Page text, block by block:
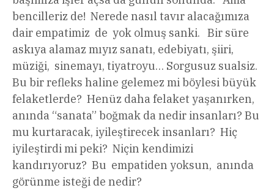
bencilleriz de! Nerede nasıl tavır alacağımıza
dair empatimiz de yok olmuş sanki. Bir süre
askıya alamaz mıyız sanatı, edebiyatı, şiiri,
müziği, sinemayı, tiyatroyu… Sorgusuz sualsiz.
Bu bir refleks haline gelemez mi böylesi büyük
felaketlerde? Henüz daha felaket yaşanırken,
anında “sanata” boğmak da nedir insanları? Bu
mu kurtaracak, iyileştirecek insanları? Hiç
iyileştirdi mi peki? Niçin kendimizi
kandırıyoruz? Bu empatiden yoksun, anında
görünme isteği de nedir?